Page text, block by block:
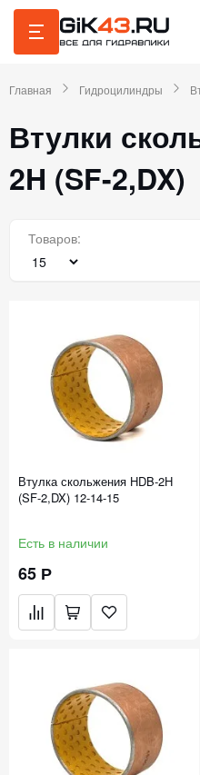
Главная Гидроцилиндры
Втулки
2H (SF-2,DX)
Товаров:
Втулка скольжения HDB-2H
(SF-2,DX) 12-14-15
Есть в наличии
65 Р